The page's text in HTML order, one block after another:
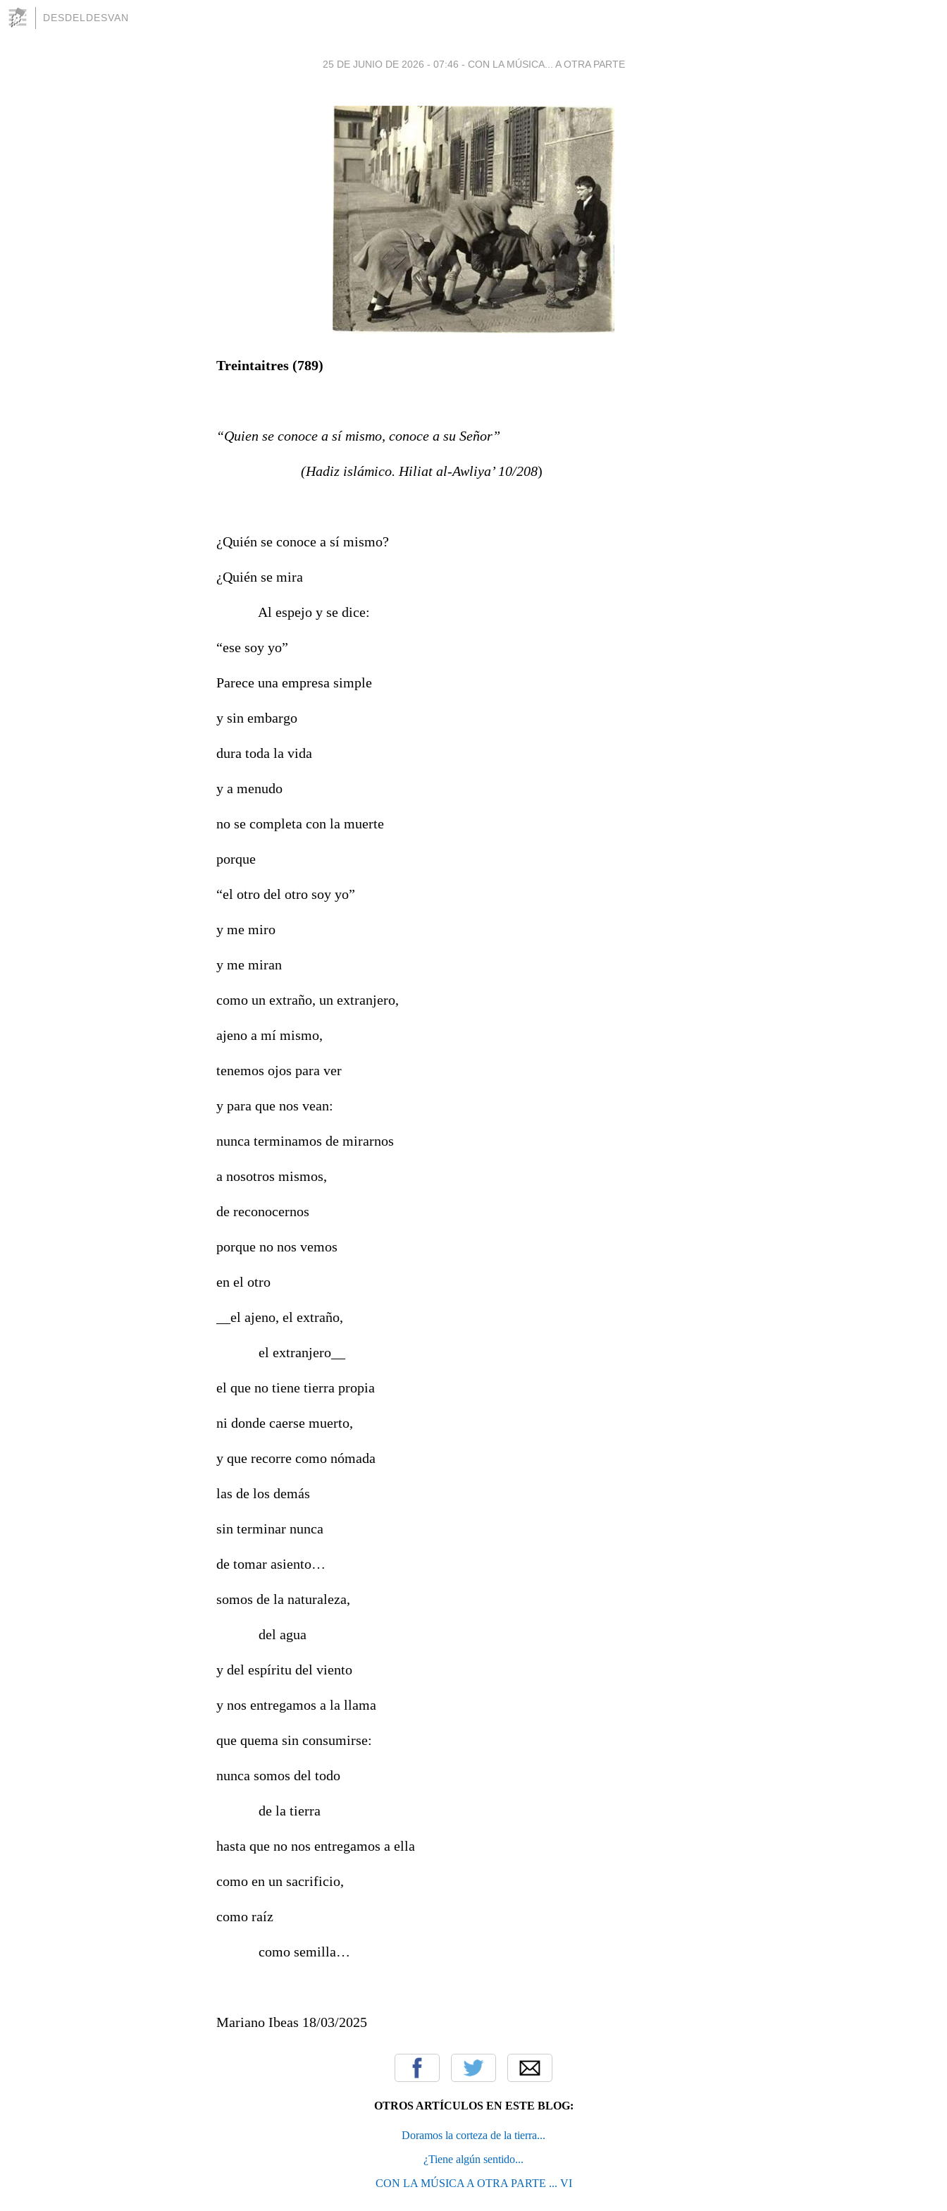
DESDELDESVAN
25 DE JUNIO DE 2026 - 07:46 - CON LA MÚSICA... A OTRA PARTE
Treintaitres (789)
“Quien se conoce a sí mismo, conoce a su Señor”
(Hadiz islámico. Hiliat al-Awliya’ 10/208)
¿Quién se conoce a sí mismo?
¿Quién se mira
Al espejo y se dice:
“ese soy yo”
Parece una empresa simple
y sin embargo
dura toda la vida
y a menudo
no se completa con la muerte
porque
“el otro del otro soy yo”
y me miro
y me miran
como un extraño, un extranjero,
ajeno a mí mismo,
tenemos ojos para ver
y para que nos vean:
nunca terminamos de mirarnos
a nosotros mismos,
de reconocernos
porque no nos vemos
en el otro
__el ajeno, el extraño,
el extranjero__
el que no tiene tierra propia
ni donde caerse muerto,
y que recorre como nómada
las de los demás
sin terminar nunca
de tomar asiento…
somos de la naturaleza,
del agua
y del espíritu del viento
y nos entregamos a la llama
que quema sin consumirse:
nunca somos del todo
de la tierra
hasta que no nos entregamos a ella
como en un sacrificio,
como raíz
como semilla…
Mariano Ibeas 18/03/2025
OTROS ARTÍCULOS EN ESTE BLOG:
Doramos la corteza de la tierra...
¿Tiene algún sentido...
CON LA MÚSICA A OTRA PARTE ... VI